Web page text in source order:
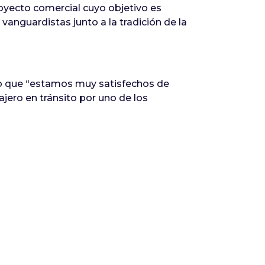
comercial cuyo objetivo es
junto a la tradición de la
“estamos muy satisfechos de
en tránsito por uno de los